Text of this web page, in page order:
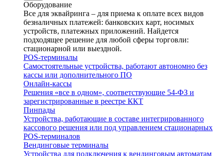
Оборудование
Все для эквайринга – для приема к оплате всех видов
безналичных платежей: банковских карт, носимых
устройств, платежных приложений. Найдется
подходящее решение для любой сферы торговли:
стационарной или выездной.
POS-терминалы
Самостоятельные устройства, работают автономно без
кассы или дополнительного ПО
Онлайн-кассы
Решения «все в одном», соответствующие 54-ФЗ и
зарегистрированные в реестре ККТ
Пинпады
Устройства, работающие в составе интегрированного
кассового решения или под управлением стационарных
POS-терминалов
Вендинговые терминалы
Устройства для подключения к вендинговым автоматам